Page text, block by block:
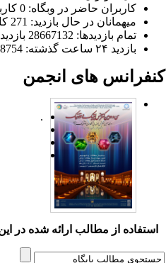
کاربران حاضر در وبگاه: 0 کاربر
میهمانان در حال بازدید: 271 کاربر
تمام بازدید‌ها: 28667132 بازدید
بازدید ۲۴ ساعت گذشته: 28754 بازدید
های انجمن
.
استفاده از مطالب ارائه شده در این